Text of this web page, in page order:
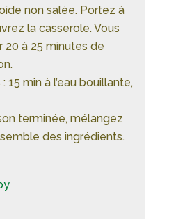
non salée. Portez à
la casserole. Vous
à 25 minutes de
15 min à l’eau bouillante,
terminée, mélangez
des ingrédients.